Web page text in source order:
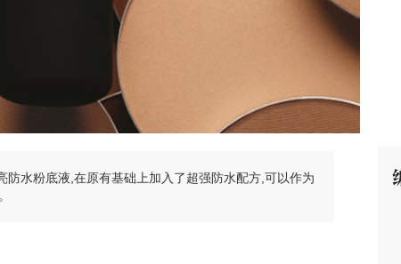
防水粉底液,在原有基础上加入了超强防水配方,可以作为